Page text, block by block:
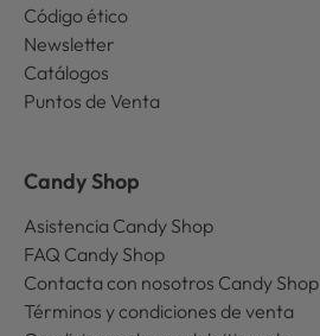
Código ético
Newsletter
Catálogos
Puntos de Venta
Candy Shop
Asistencia Candy Shop
FAQ Candy Shop
Contacta con nosotros Candy Shop
Términos y condiciones de venta